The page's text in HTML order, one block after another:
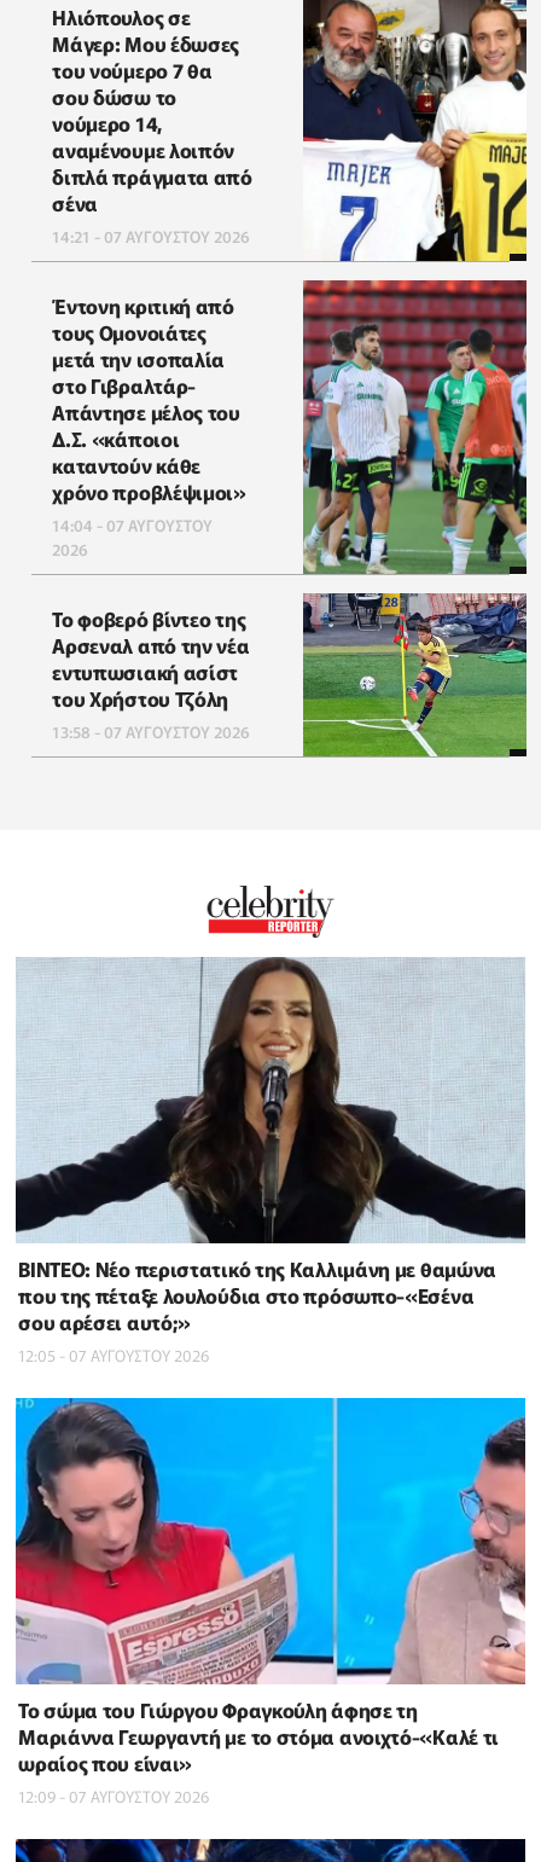
Ηλιόπουλος σε
Μάγερ: Μου έδωσες
του νούμερο 7 θα
σου δώσω το
νούμερο 14,
αναμένουμε λοιπόν
διπλά πράγματα από
σένα
14:21 - 07 ΑΥΓΟΥΣΤΟΥ 2026
Έντονη κριτική από
τους Ομονοιάτες
μετά την ισοπαλία
στο Γιβραλτάρ-
Απάντησε μέλος του
Δ.Σ. «κάποιοι
καταντούν κάθε
χρόνο προβλέψιμοι»
14:04 - 07 ΑΥΓΟΥΣΤΟΥ
2026
Το φοβερό βίντεο της
Αρσεναλ από την νέα
εντυπωσιακή ασίστ
του Χρήστου Τζόλη
13:58 - 07 ΑΥΓΟΥΣΤΟΥ 2026
BINTEO: Νέο περιστατικό της Καλλιμάνη με θαμώνα
που της πέταξε λουλούδια στο πρόσωπο-«Εσένα
σου αρέσει αυτό;»
12:05 - 07 ΑΥΓΟΥΣΤΟΥ 2026
Το σώμα του Γιώργου Φραγκούλη άφησε τη
Μαριάννα Γεωργαντή με το στόμα ανοιχτό-«Καλέ τι
ωραίος που είναι»
12:09 - 07 ΑΥΓΟΥΣΤΟΥ 2026